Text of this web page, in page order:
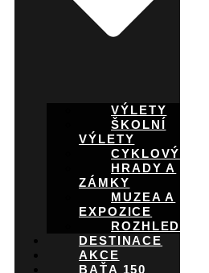
VÝLETY
ŠKOLNÍ
VÝLETY
HRADY A
ZÁMKY
MUZEA A
EXPOZICE
ROZHLEDNY
DESTINACE
AKCE
BAŤA 150